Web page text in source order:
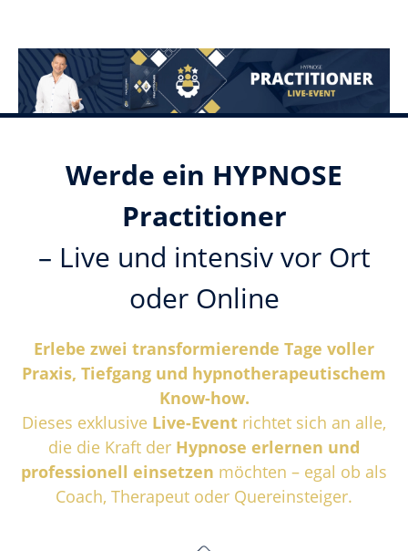
Werde ein HYPNOSE
Practitioner
– Live und intensiv vor Ort
oder Online
Erlebe zwei transformierende Tage voller
Praxis, Tiefgang und hypnotherapeutischem
Know-how.
Dieses exklusive Live-Event richtet sich an alle,
die die Kraft der Hypnose erlernen und
professionell einsetzen möchten – egal ob als
Coach, Therapeut oder Quereinsteiger.